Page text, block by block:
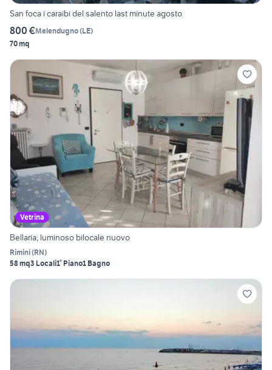
San foca i caraibi del salento last minute agosto
800 €Melendugno(LE)
70 mq
Vetrina
Bellaria; luminoso bilocale nuovo
Rimini(RN)
58 mq3 Locali1° Piano1 Bagno